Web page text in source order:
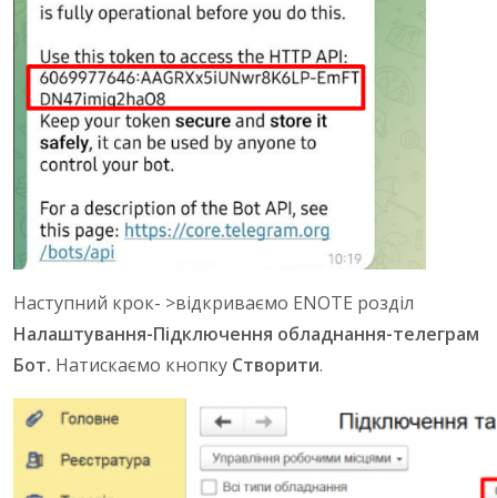
Наступний крок- >відкриваємо ENOTE розділ
Налаштування-Підключення обладнання-телеграм
Бот. Натискаємо кнопку Створити.